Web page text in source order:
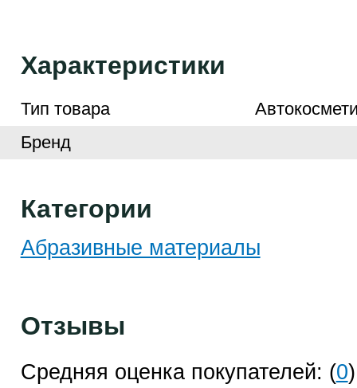
Характеристики
Тип товара
Бренд
Категории
Абразивные материалы
Отзывы
Средняя оценка покупателей: (0)